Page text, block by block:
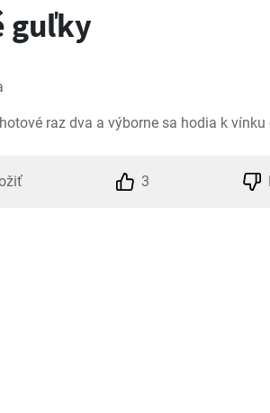
guľky
raz dva a výborne sa hodia k vínku
3